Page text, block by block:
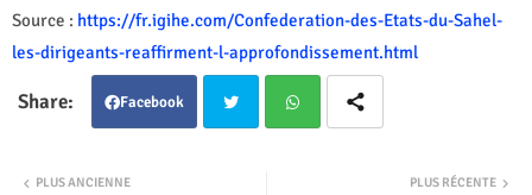
Source : https://fr.igihe.com/Confederation-des-Etats-du-Sahel-
les-dirigeants-reaffirment-l-approfondissement.html
Facebook
PLUS RÉCENTE
PLUS ANCIENNE